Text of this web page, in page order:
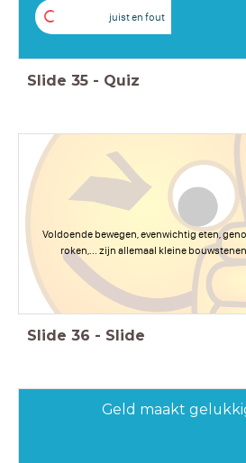
C juist en fout
Slide 35 - Quiz
Voldoende bewegen, evenwichtig eten,
roken,... zijn allemaal kleine
Slide 36 - Slide
Geld maakt